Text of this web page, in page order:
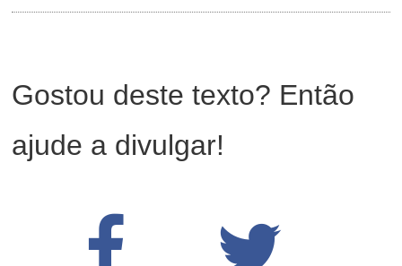
Gostou deste texto? Então
ajude a divulgar!